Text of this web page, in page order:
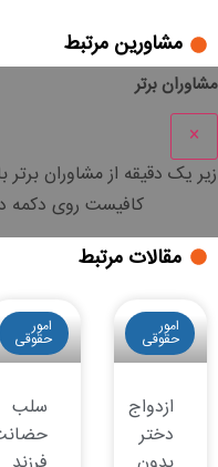
مشاورین مرتبط
مشاوران برتر
×
زیر یک دقیقه از مشاوران برتر
کافیست روی دکمه
مقالات مرتبط
امور
حقوقی
ازدواج
دختر
امور
حقوقی
سلب